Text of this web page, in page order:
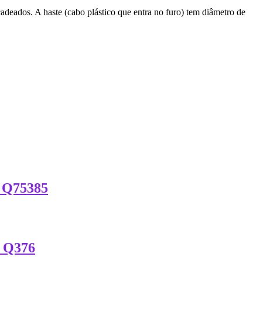
A haste (cabo plástico que entra no furo) tem diâmetro de